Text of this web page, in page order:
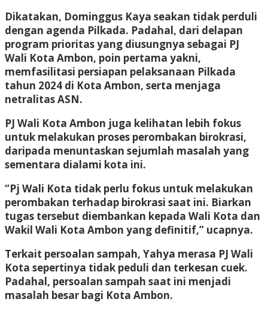
Dikatakan, Dominggus Kaya seakan tidak perduli
dengan agenda Pilkada. Padahal, dari delapan
program prioritas yang diusungnya sebagai PJ
Wali Kota Ambon, poin pertama yakni,
memfasilitasi persiapan pelaksanaan Pilkada
tahun 2024 di Kota Ambon, serta menjaga
netralitas ASN.
PJ Wali Kota Ambon juga kelihatan lebih fokus
untuk melakukan proses perombakan birokrasi,
daripada menuntaskan sejumlah masalah yang
sementara dialami kota ini.
“Pj Wali Kota tidak perlu fokus untuk melakukan
perombakan terhadap birokrasi saat ini. Biarkan
tugas tersebut diembankan kepada Wali Kota dan
Wakil Wali Kota Ambon yang definitif,” ucapnya.
Terkait persoalan sampah, Yahya merasa PJ Wali
Kota sepertinya tidak peduli dan terkesan cuek.
Padahal, persoalan sampah saat ini menjadi
masalah besar bagi Kota Ambon.